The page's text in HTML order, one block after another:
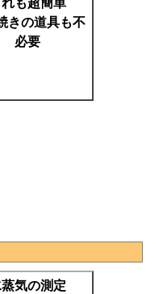
れも超簡単
きの道具も不
必要
気の測定